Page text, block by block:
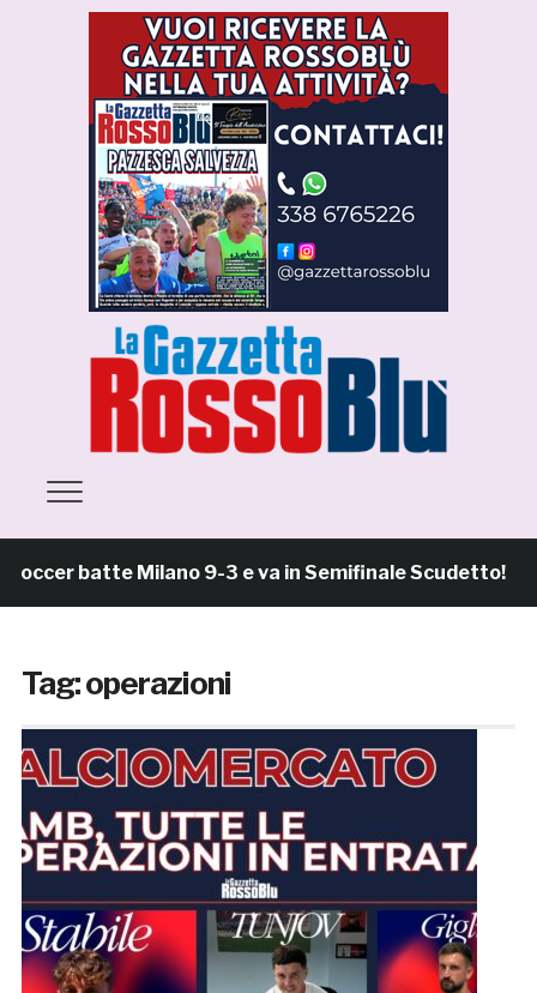
batte Milano 9-3 e va in Semifinale Scudetto!
Tag:operazioni